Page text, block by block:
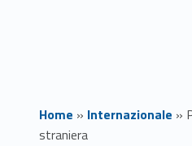
Home » Internazionale »
straniera